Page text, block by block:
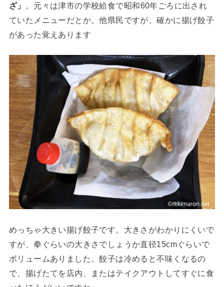
ざ」
。元々は津市の学校給食で昭和60年ごろに出され
ていたメニューだとか。他県民ですが、確かに揚げ餃子
があった覚えあります
めっちゃ大きい揚げ餃子です。大きさがわかりにくいで
すが、拳ぐらいの大きさでしょうか直径15cmぐらいで
ボリュームありました。餃子は冷めると不味くなるの
で、揚げたてを店内、またはテイクアウトしてすぐに食